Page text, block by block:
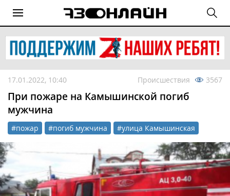
17.01.2022, 10:40 Происшествия 3567
При пожаре на Камышинской погиб
мужчина
#пожар #погиб мужчина #улица Камышинская